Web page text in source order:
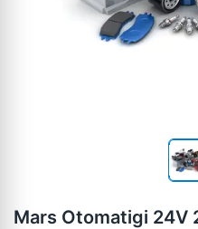
Mars Otomatigi 24V